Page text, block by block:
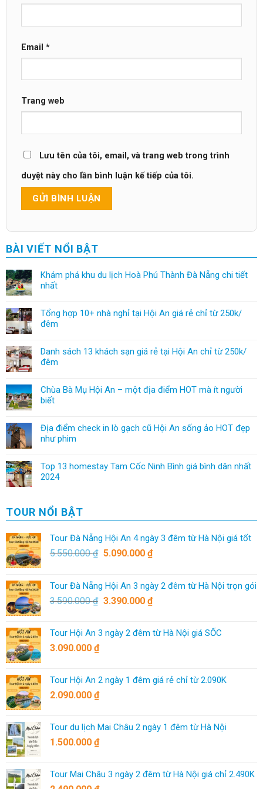
Email *
Trang web
Lưu tên của tôi, email, và trang web trong trình
duyệt này cho lần bình luận kế tiếp của tôi.
BÀI VIẾT NỔI BẬT
Khám phá khu du lịch Hoà Phú Thành Đà Nẵng chi tiết
nhất
Tổng hợp 10+ nhà nghỉ tại Hội An giá rẻ chỉ từ 250k/
đêm
Danh sách 13 khách sạn giá rẻ tại Hội An chỉ từ 250k/
đêm
Chùa Bà Mụ Hội An – một địa điểm HOT mà ít người
biết
Địa điểm check in lò gạch cũ Hội An sống ảo HOT đẹp
như phim
Top 13 homestay Tam Cốc Ninh Bình giá bình dân nhất
2024
TOUR NỔI BẬT
Tour Đà Nẵng Hội An 4 ngày 3 đêm từ Hà Nội giá tốt
5.550.000₫ 5.090.000 ₫
Tour Đà Nẵng Hội An 3 ngày 2 đêm từ Hà Nội trọn gói
3.590.000₫ 3.390.000 ₫
Tour Hội An 3 ngày 2 đêm từ Hà Nội giá SỐC
3.090.000 ₫
Tour Hội An 2 ngày 1 đêm giá rẻ chỉ từ 2.090K
2.090.000 ₫
Tour du lịch Mai Châu 2 ngày 1 đêm từ Hà Nội
1.500.000 ₫
Tour Mai Châu 3 ngày 2 đêm từ Hà Nội giá chỉ 2.490K